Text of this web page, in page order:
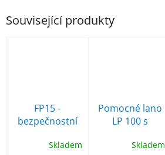
Související produkty
FP15 -
bezpečnostní
bodový
Skladem
Pomocné lano
LP 100 s
Skladem